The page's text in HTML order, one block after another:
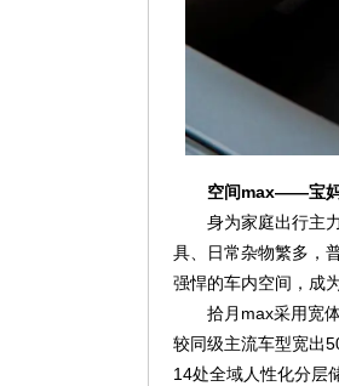
空间max——宝妈
身为家庭出行主
具、日常杂物繁多，
强悍的车内空间，成
拾月max采用宽
较同级主流车型宽出
14处全域人性化分层